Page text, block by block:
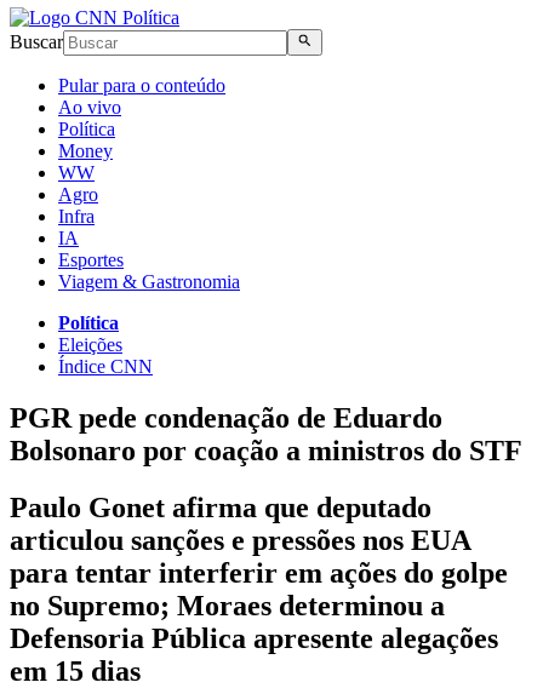
Buscar
Pular para o conteúdo
Ao vivo
Política
Money
WW
Agro
Infra
IA
Esportes
Viagem & Gastronomia
Política
Eleições
Índice CNN
PGR pede condenação de Eduardo
Bolsonaro por coação a ministros do STF
Paulo Gonet afirma que deputado
articulou sanções e pressões nos EUA
para tentar interferir em ações do golpe
no Supremo; Moraes determinou a
Defensoria Pública apresente alegações
em 15 dias